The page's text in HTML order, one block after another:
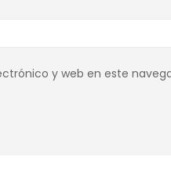
y web en este